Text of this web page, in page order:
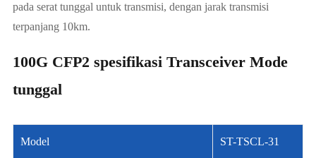
pada serat tunggal untuk transmisi, dengan jarak transmisi
terpanjang 10km.
100G CFP2 spesifikasi Transceiver Mode
tunggal
Model ST-TSCL-31